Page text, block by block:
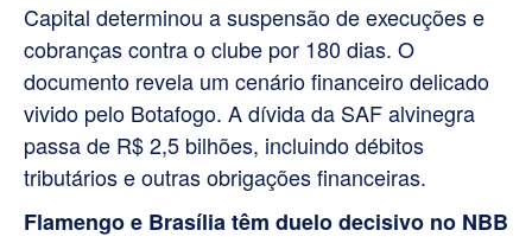
Capital determinou a suspensão de execuções e
cobranças contra o clube por 180 dias. O
documento revela um cenário financeiro delicado
vivido pelo Botafogo. A dívida da SAF alvinegra
passa de R$ 2,5 bilhões, incluindo débitos
tributários e outras obrigações financeiras.
Flamengo e Brasília têm duelo decisivo no NBB